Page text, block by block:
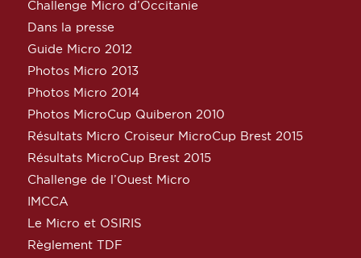
Challenge Micro d’Occitanie
Dans la presse
Guide Micro 2012
Photos Micro 2013
Photos Micro 2014
Photos MicroCup Quiberon 2010
Résultats Micro Croiseur MicroCup Brest 2015
Résultats MicroCup Brest 2015
Challenge de l’Ouest Micro
IMCCA
Le Micro et OSIRIS
Règlement TDF